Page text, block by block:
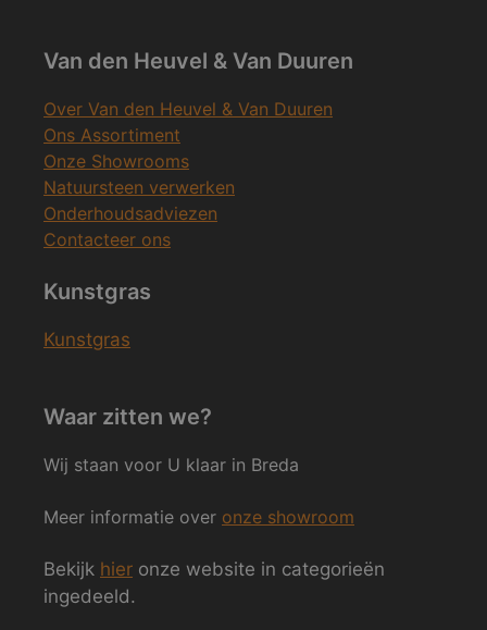
Van den Heuvel & Van Duuren
Over Van den Heuvel & Van Duuren
Ons Assortiment
Onze Showrooms
Natuursteen verwerken
Onderhoudsadviezen
Contacteer ons
Kunstgras
Kunstgras
Waar zitten we?
Wij staan voor U klaar in Breda
Meer informatie over onze showroom
Bekijk hier onze website in categorieën
ingedeeld.